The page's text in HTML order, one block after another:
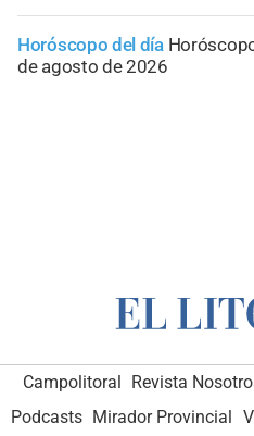
Horóscopo del día
de agosto de 2026
Campolitoral Revista
Podcasts Mirador Provincial